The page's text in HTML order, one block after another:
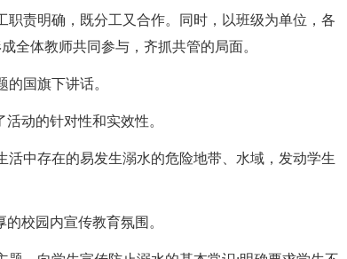
责明确，既分工又合作。同时，以班级为单位，各
全体教师共同参与，齐抓共管的局面。
国旗下讲话。
动的针对性和实效性。
中存在的易发生溺水的危险地带、水域，发动学生
校园内宣传教育氛围。